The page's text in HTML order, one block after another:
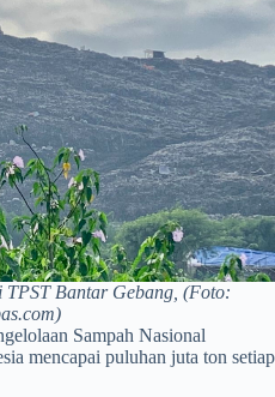
TPST Bantar Gebang, (Foto:
Sampah Nasional
mencapai puluhan juta ton setiap